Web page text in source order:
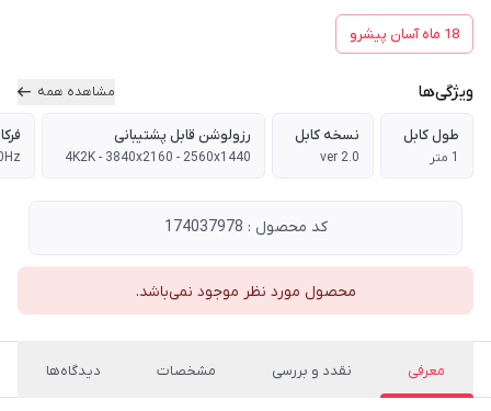
18 ماه آسان پیشرو
ویژگی‌ها مشاهده همه
طول کابل
1 متر
نسخه کابل
ver 2.0
رزولوشن قابل پشتیبانی
4K2K - 3840x2160 - 2560x1440
کد محصول : 174037978
محصول مورد نظر موجود نمی‌باشد.
معرفی نقدد و بررسی مشخصات دیدگاه‌ها